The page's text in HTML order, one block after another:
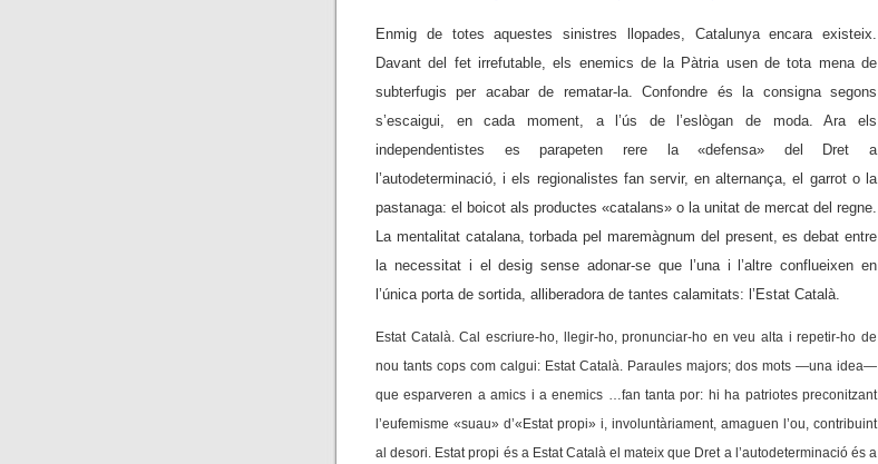
Enmig de totes aquestes sinistres llopades, Catalunya encara existeix.
Davant del fet irrefutable, els enemics de la Pàtria usen de tota mena de
subterfugis per acabar de rematar-la. Confondre és la consigna segons
s’escaigui, en cada moment, a l’ús de l’eslògan de moda. Ara els
independentistes es parapeten rere la «defensa» del Dret a
l’autodeterminació, i els regionalistes fan servir, en alternança, el garrot o la
pastanaga: el boicot als productes «catalans» o la unitat de mercat del regne.
La mentalitat catalana, torbada pel maremàgnum del present, es debat entre
la necessitat i el desig sense adonar-se que l’una i l’altre conflueixen en
l’única porta de sortida, alliberadora de tantes calamitats: l’Estat Català.
Estat Català. Cal escriure-ho, llegir-ho, pronunciar-ho en veu alta i repetir-ho de
nou tants cops com calgui: Estat Català. Paraules majors; dos mots —una idea—
que esparveren a amics i a enemics …fan tanta por: hi ha patriotes preconitzant
l’eufemisme «suau» d’«Estat propi» i, involuntàriament, amaguen l’ou, contribuint
al desori. Estat propi és a Estat Català el mateix que Dret a l’autodeterminació és a